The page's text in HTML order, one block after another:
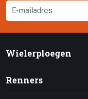
Wielerploegen
Renners